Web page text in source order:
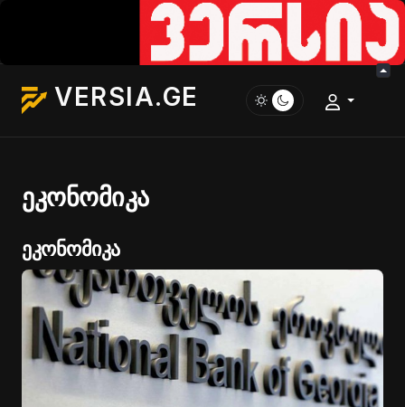
VERSIA.GE
ეკონომიკა
ეკონომიკა